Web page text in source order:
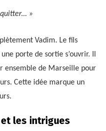
»
Vadim. Le fils
porte de sortie s’ouvrir. Il
ensemble de Marseille pour
Cette idée marque un
les intrigues